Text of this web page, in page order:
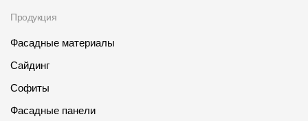
Продукция
Фасадные материалы
Сайдинг
Софиты
Фасадные панели